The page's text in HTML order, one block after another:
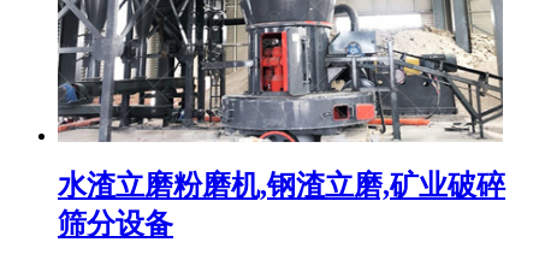
水渣立磨粉磨机,钢渣立磨,矿业破碎
筛分设备